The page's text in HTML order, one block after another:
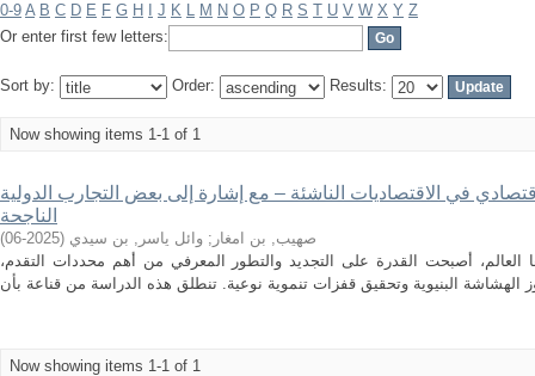
0-9 A B C D E F G H J K L M N O P Q R S T U V W X Y Z
Or enter first few letters:
Sort by: Order: Results:
Now showing items 1-1 of 1
في الاقتصاديات الناشئة – مع إشارة إلى بعض التجارب الدولية
الناجحة
صهيب, بن امغار ; وائل ياسر, بن سيدي (
2025-06
)
أصبحت القدرة على التجديد والتطور المعرفي من أهم محددات التقدم،
Now showing items 1-1 of 1